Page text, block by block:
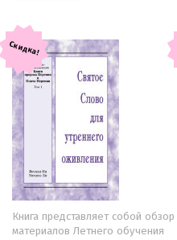
Скидка!
Книга представляет собой обзор
материалов Летнего обучения